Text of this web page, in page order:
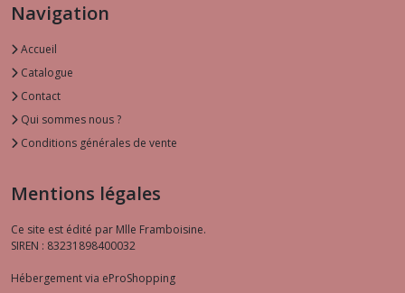
Navigation
Accueil
Catalogue
Contact
Qui sommes nous ?
Conditions générales de vente
Mentions légales
Ce site est édité par Mlle Framboisine.
SIREN : 83231898400032
Hébergement via eProShopping